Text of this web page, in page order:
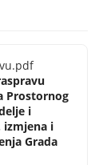
Prostornog
i
izmjena i
Grada